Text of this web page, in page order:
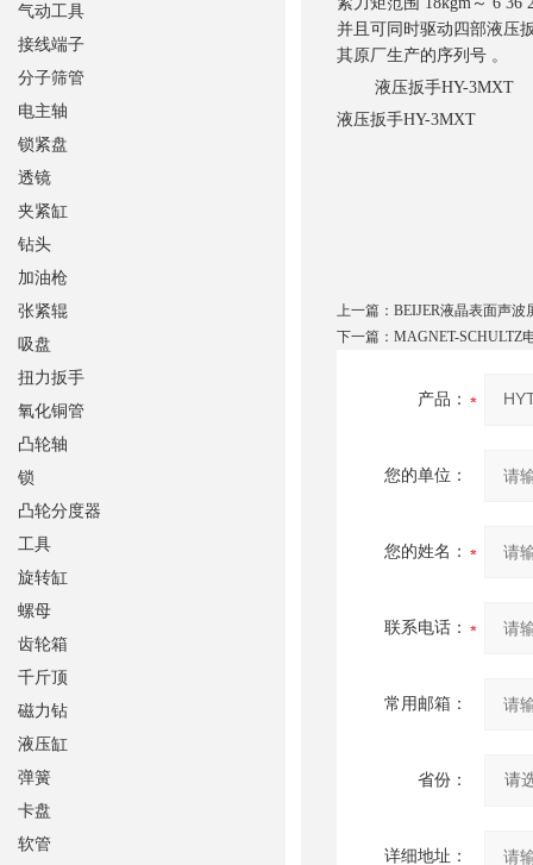
并且可同时驱动四部液压
其原厂生产的序列号 。
液压扳手HY-3MXT
液压扳手HY-3MXT
上一篇： BEIJER液晶表面声波
下一篇： MAGNET-SCHULTZ
产品：
您的单位：
您的姓名：
联系电话：
常用邮箱：
省份：
详细地址：
气动工具
接线端子
分子筛管
电主轴
锁紧盘
透镜
夹紧缸
钻头
加油枪
张紧辊
吸盘
扭力扳手
氧化铜管
凸轮轴
锁
凸轮分度器
工具
旋转缸
螺母
齿轮箱
千斤顶
磁力钻
液压缸
弹簧
卡盘
软管